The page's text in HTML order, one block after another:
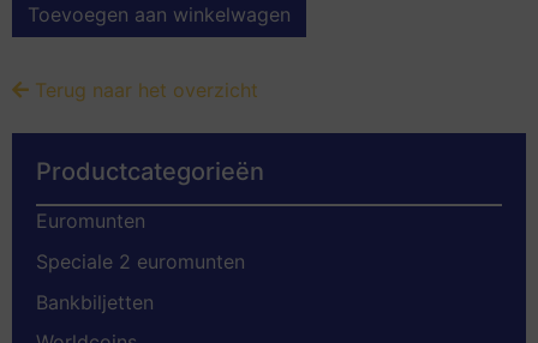
Toevoegen aan winkelwagen
Terug naar het overzicht
Productcategorieën
Euromunten
Speciale 2 euromunten
Bankbiljetten